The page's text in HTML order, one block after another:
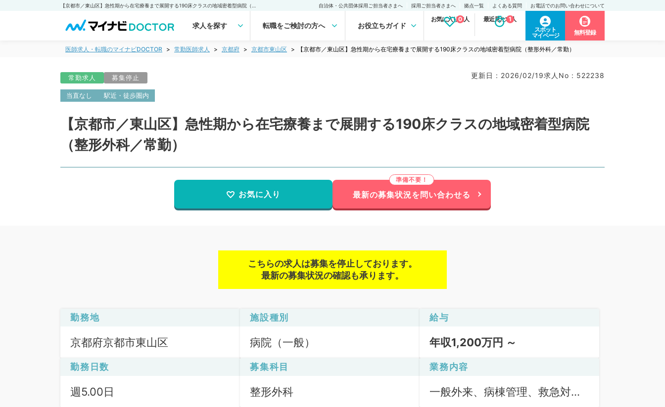
自治体・公共団体採用ご担当者さまへ 採用ご担当者さまへ 拠点一覧 よくある質問 お電話でのお問い合わせについて
求人を探す 転職をご検討の方へ お役立ちガイド
お気に入り求人
0 最近見た求人
1
スポット
マイページ
無料登録
医師求人・転職のマイナビDOCTOR 常勤医師求人 京都府 京都市東山区 【京都市／東山区】急性期から在宅療養まで展開する190床クラスの地域密着型病院（整形外科／常勤）
常勤求人 募集停止 更新日 : 2026/02/19求人No : 522238
当直なし 駅近・徒歩圏内
【京都市／東山区】急性期から在宅療養まで展開する190床クラスの地域密着型病院
（整形外科／常勤）
お気に入り 最新の募集状況を問い合わせる
こちらの求人は募集を停止しております。
最新の募集状況の確認も承ります。
勤務地
京都府京都市東山区
施設種別
病院（一般）
給与
年収1,200万円 ～
勤務日数
週5.00日
募集科目
整形外科
業務内容
一般外来、病棟管理、救急対